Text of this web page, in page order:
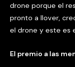
drone porque el
pronto a llover,
el drone y este es
El premio a las